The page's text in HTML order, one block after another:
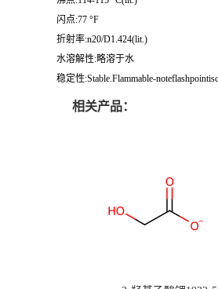
闪点:77 °F
折射率:n20/D1.424(lit.)
水溶解性:略溶于水
稳定性:Stable.Flammable-
相关产品：